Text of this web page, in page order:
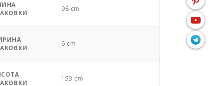
98 cm
6 cm
153 cm